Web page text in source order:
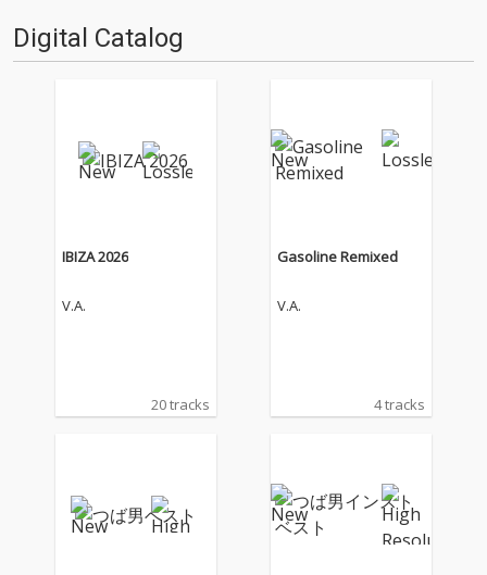
Digital Catalog
IBIZA 2026
V.A.
20 tracks
Gasoline Remixed
V.A.
4 tracks